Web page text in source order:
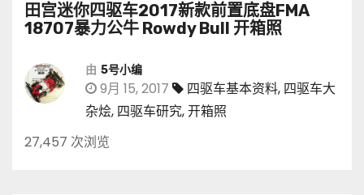
田宫迷你四驱车2017新款前置底盘FMA
18707暴力公牛 Rowdy Bull 开箱照
由 5号小编
9月 15, 2017 四驱车基本资料, 四驱车大
杂烩, 四驱车研究,开箱照
27,457 次浏览